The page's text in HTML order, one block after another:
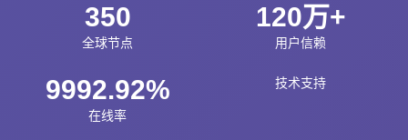
350
全球节点
120万+
用户信赖
9992.92%
在线率
技术支持